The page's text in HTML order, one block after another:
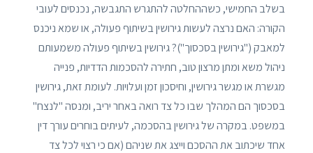
בשלב החמישי, כשההחלטה להתגרש התגבשה, נכנסים לעובי
הקורה: האם נרצה לעשות גירושין בשיתוף פעולה, או שמא ניכנס
למאבק ("גירושין בסכסוך")? גירושין בשיתוף פעולה משמעותם
ניהול משא ומתן מרצון טוב, חתירה להסכמות הדדיות, פנייה
מגשרת או מגשר גירושין, וחיסכון זמן ועלויות. לעומת זאת, גירושין
בסכסוך הם המהלך שבו כל צד רואה באחר יריב, ומנסה "לנצח"
במשפט. במקרה של גירושין בהסכמה, לעיתים בוחרים עורך דין
אחד שיכתוב את ההסכם וייצג את שניהם (אם כי רצוי לכל צד